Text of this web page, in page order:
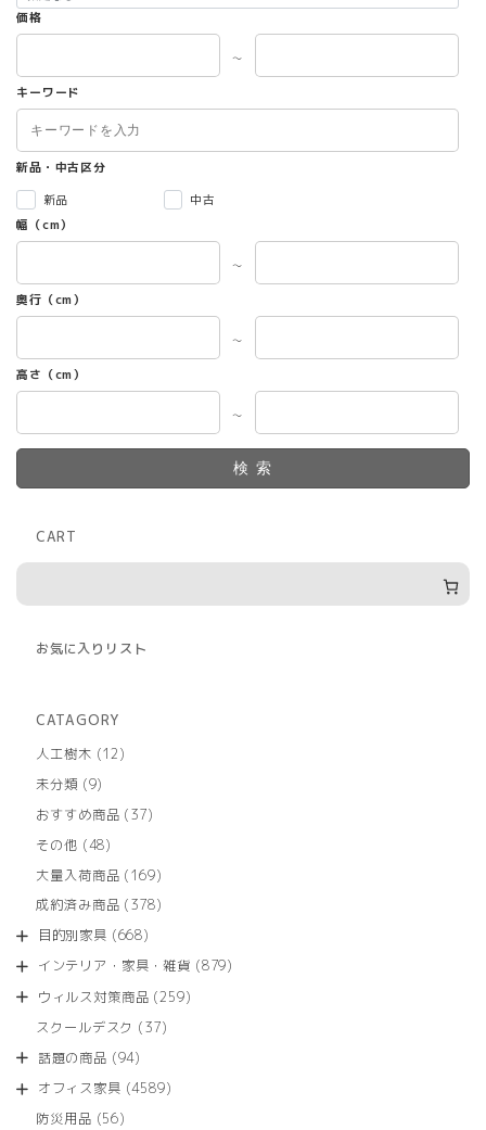
価格
～
キーワード
新品・中古区分
新品
中古
幅（cm）
～
奥行（cm）
～
高さ（cm）
～
検索
CART
お気に入りリスト
CATAGORY
人工樹木
1212
商
未分類 99
の
商
おすすめ商品 3737
商
その他 4848
の
商
大量入荷商品 169169
の
成約済み商品 378378
商
目的別家具 668668
の
商
インテリア・家具・雑貨 879879
ウィルス対策商品 259259
スクールデスク 3737
商
話題の商品 9494
の
オフィス家具 45894589
防災用品 5656